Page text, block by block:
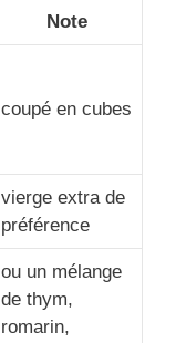
Note
coupé en cubes
vierge extra de
préférence
ou un mélange
de thym,
romarin,